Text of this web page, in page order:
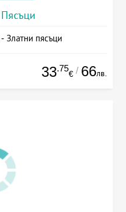
Златни пясъци
33.75
€ / 66лв.